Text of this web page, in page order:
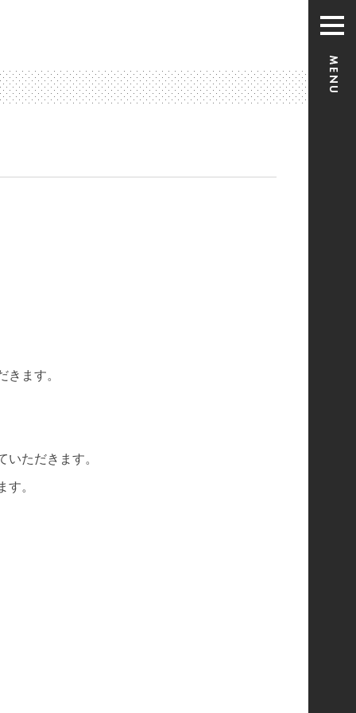
ます。
ただきます。
。